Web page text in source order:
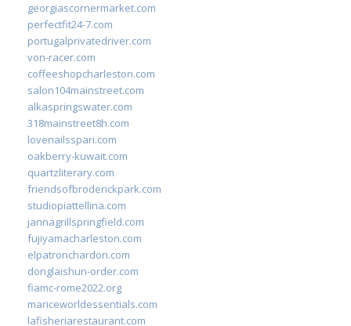
georgiascornermarket.com
perfectfit24-7.com
portugalprivatedriver.com
von-racer.com
coffeeshopcharleston.com
salon104mainstreet.com
alkaspringswater.com
318mainstreet8h.com
lovenailsspari.com
oakberry-kuwait.com
quartzliterary.com
friendsofbroderickpark.com
studiopiattellina.com
jannagrillspringfield.com
fujiyamacharleston.com
elpatronchardon.com
donglaishun-order.com
fiamc-rome2022.org
mariceworldessentials.com
lafisheriarestaurant.com